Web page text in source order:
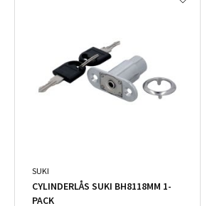
SUKI
CYLINDERLÅS SUKI BH8118MM 1-
PACK